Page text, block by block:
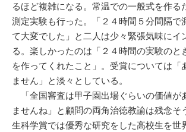
るほど複雑になる。常温での一般式を作る
測定実験も行った。「２４時間５分間隔で
て大変でした」と二人は少々緊張気味にイ
る。楽しかったのは「２４時間の実験のと
を作ってくれたこと」。受賞については「
ません」と淡々としている。
「全国審査は甲子園出場ぐらいの価値が
ませんね」と顧問の両角治徳教諭は残念そ
生科学賞では優秀な研究をした高校生を世